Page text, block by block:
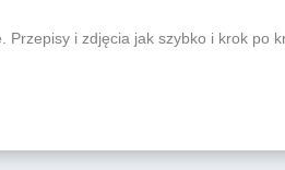
i zdjęcia jak szybko i krok po